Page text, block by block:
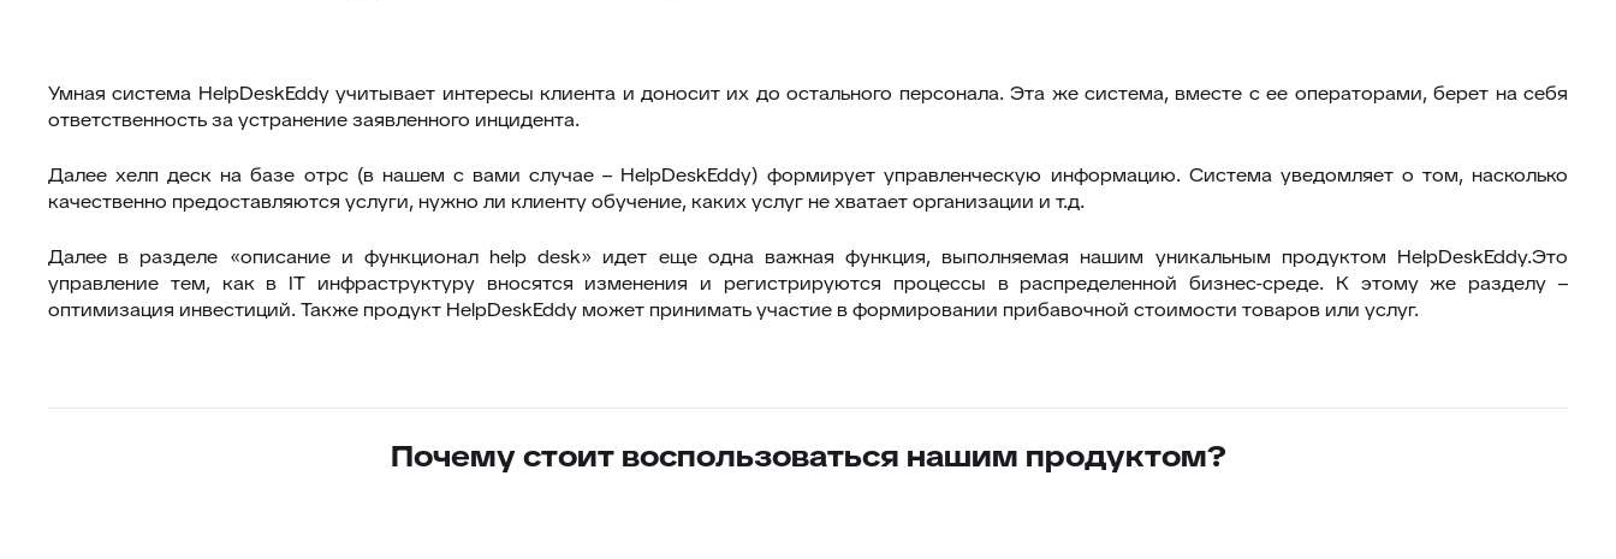
Умная система HelpDeskEddy учитывает интересы клиента и доносит их до остального персонала. Эта же система, вместе с ее операторами, берет на себя
ответственность за устранение заявленного инцидента.
Далее хелп деск на базе отрс (в нашем с вами случае – HelpDeskEddy) формирует управленческую информацию. Система уведомляет о том, насколько
качественно предоставляются услуги, нужно ли клиенту обучение, каких услуг не хватает организации и т.д.
Далее в разделе «описание и функционал help desk» идет еще одна важная функция, выполняемая нашим уникальным продуктом HelpDeskEddy.Это
управление тем, как в IT инфраструктуру вносятся изменения и регистрируются процессы в распределенной бизнес-среде. К этому же разделу –
оптимизация инвестиций. Также продукт HelpDeskEddy может принимать участие в формировании прибавочной стоимости товаров или услуг.
Почему стоит воспользоваться нашим продуктом?